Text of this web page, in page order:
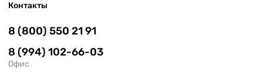
Контакты
8 (800) 550 21 91
8 (994) 102-66-03
Офис